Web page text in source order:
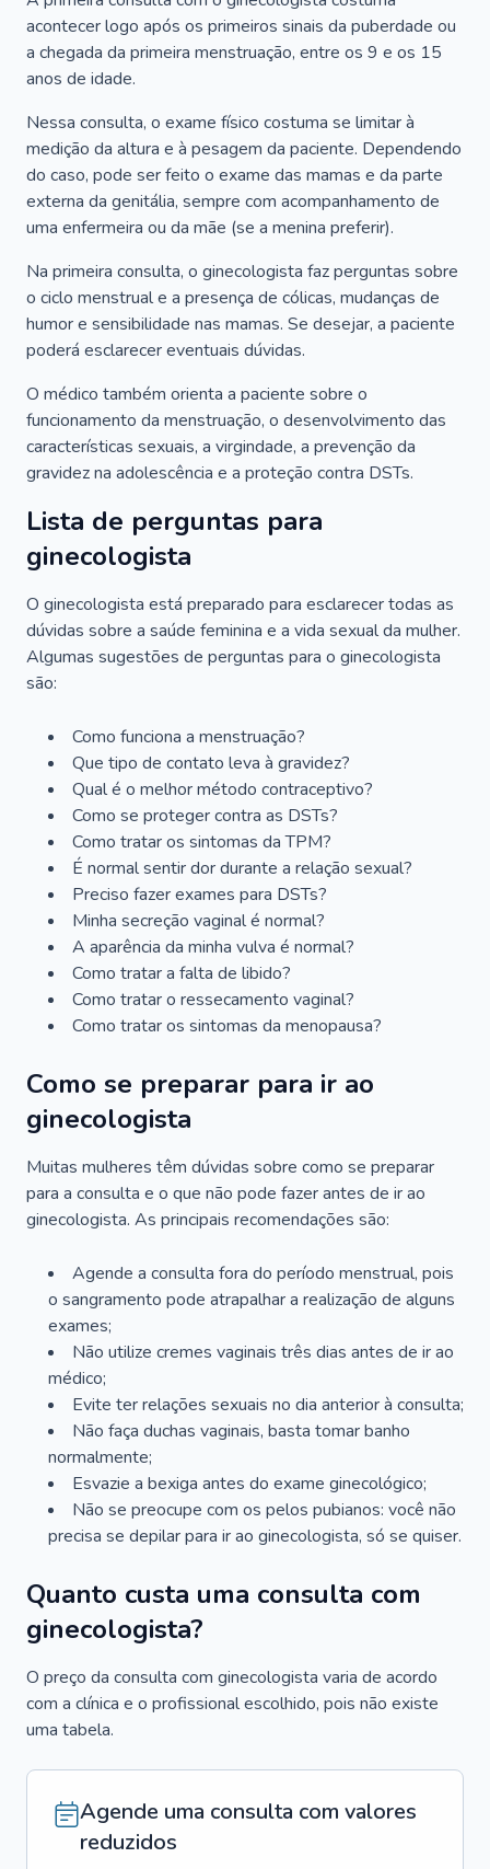
acontecer logo após os primeiros sinais da puberdade ou
a chegada da primeira menstruação, entre os 9 e os 15
anos de idade.
Nessa consulta, o exame físico costuma se limitar à
medição da altura e à pesagem da paciente. Dependendo
do caso, pode ser feito o exame das mamas e da parte
externa da genitália, sempre com acompanhamento de
uma enfermeira ou da mãe (se a menina preferir).
Na primeira consulta, o ginecologista faz perguntas sobre
o ciclo menstrual e a presença de cólicas, mudanças de
humor e sensibilidade nas mamas. Se desejar, a paciente
poderá esclarecer eventuais dúvidas.
O médico também orienta a paciente sobre o
funcionamento da menstruação, o desenvolvimento das
características sexuais, a virgindade, a prevenção da
gravidez na adolescência e a proteção contra DSTs.
Lista de perguntas para
ginecologista
O ginecologista está preparado para esclarecer todas as
dúvidas sobre a saúde feminina e a vida sexual da mulher.
Algumas sugestões de perguntas para o ginecologista
são:
Como funciona a menstruação?
Que tipo de contato leva à gravidez?
Qual é o melhor método contraceptivo?
Como se proteger contra as DSTs?
Como tratar os sintomas da TPM?
É normal sentir dor durante a relação sexual?
Preciso fazer exames para DSTs?
Minha secreção vaginal é normal?
A aparência da minha vulva é normal?
Como tratar a falta de libido?
Como tratar o ressecamento vaginal?
Como tratar os sintomas da menopausa?
Como se preparar para ir ao
ginecologista
Muitas mulheres têm dúvidas sobre como se preparar
para a consulta e o que não pode fazer antes de ir ao
ginecologista. As principais recomendações são:
Agende a consulta fora do período menstrual, pois
o sangramento pode atrapalhar a realização de alguns
exames;
Não utilize cremes vaginais três dias antes de ir ao
médico;
Evite ter relações sexuais no dia anterior à consulta;
Não faça duchas vaginais, basta tomar banho
normalmente;
Esvazie a bexiga antes do exame ginecológico;
Não se preocupe com os pelos pubianos: você não
precisa se depilar para ir ao ginecologista, só se quiser.
Quanto custa uma consulta com
ginecologista?
O preço da consulta com ginecologista varia de acordo
com a clínica e o profissional escolhido, pois não existe
uma tabela.
Agende uma consulta com valores
reduzidos